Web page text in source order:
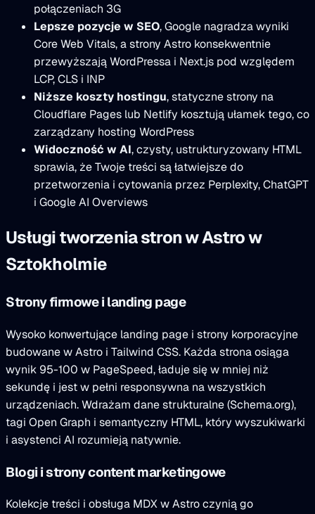
połączeniach 3G
Lepsze pozycje w SEO, Google nagradza wyniki
Core Web Vitals, a strony Astro konsekwentnie
przewyższają WordPressa i Next.js pod względem
LCP, CLS i INP
Niższe koszty hostingu, statyczne strony na
Cloudflare Pages lub Netlify kosztują ułamek tego, co
zarządzany hosting WordPress
Widoczność w AI, czysty, ustrukturyzowany HTML
sprawia, że Twoje treści są łatwiejsze do
przetworzenia i cytowania przez Perplexity, ChatGPT
i Google AI Overviews
Usługi tworzenia stron w Astro w
Sztokholmie
Strony firmowe i landing page
Wysoko konwertujące landing page i strony korporacyjne
budowane w Astro i Tailwind CSS. Każda strona osiąga
wynik 95-100 w PageSpeed, ładuje się w mniej niż
sekundę i jest w pełni responsywna na wszystkich
urządzeniach. Wdrażam dane strukturalne (Schema.org),
tagi Open Graph i semantyczny HTML, który wyszukiwarki
i asystenci AI rozumieją natywnie.
Blogi i strony content marketingowe
Kolekcje treści i obsługa MDX w Astro czynią go